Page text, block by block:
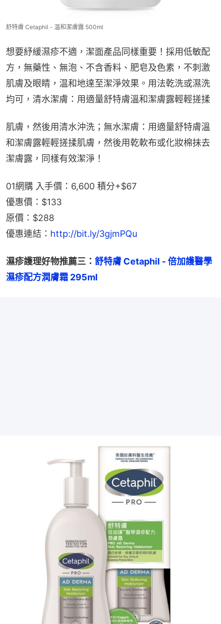
舒特膚 Cetaphil - 温和潔膚露 500ml
想要紓緩濕疹不適，潔面產品同樣重要！採用低敏配
方，無藥性、無泡、不含香料、肥皂及色素，不刺激
肌膚及眼睛，温和地達至潔淨效果。用法乾洗或濕洗
均可，清水潔膚：用適量舒特膚溫和潔膚露輕輕搓揉
肌膚，然後用清水沖洗；無水潔膚：用適量舒特膚溫
和潔膚露輕輕搓揉肌膚，然後用乾軟布或化妝棉抹去
潔膚露，同樣有效潔淨！
01網購 入手價：6,600 積分+$67
優惠價：$133
原價：$288
優惠連結： http://bit.ly/3gjmPQu
濕疹護理好物推薦三： 舒特膚 Cetaphil - 倍加護醫學
濕疹配方潤膚霜 295ml